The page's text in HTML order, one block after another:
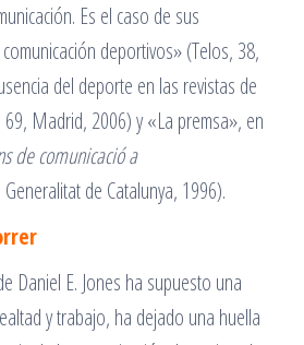
Es el caso de sus
deportivos» (Telos, 38,
del deporte en las revistas de
69, Madrid, 2006) y «La premsa», en
de comunicació a
de Catalunya, 1996).
Daniel E. Jones ha supuesto una
y trabajo, ha dejado una huella